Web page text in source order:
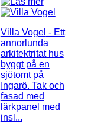
Villa Vogel - Ett
annorlunda
arkitektritat hus
byggt på en
sjötomt på
Ingarö. Tak och
fasad med
lärkpanel med
insl...